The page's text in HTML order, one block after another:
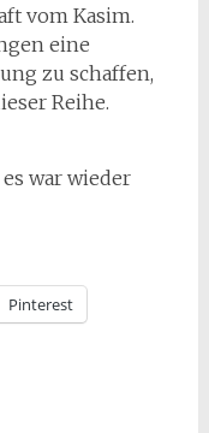
vom Kasim.
eine
zu schaffen,
Reihe.
war wieder
Pinterest